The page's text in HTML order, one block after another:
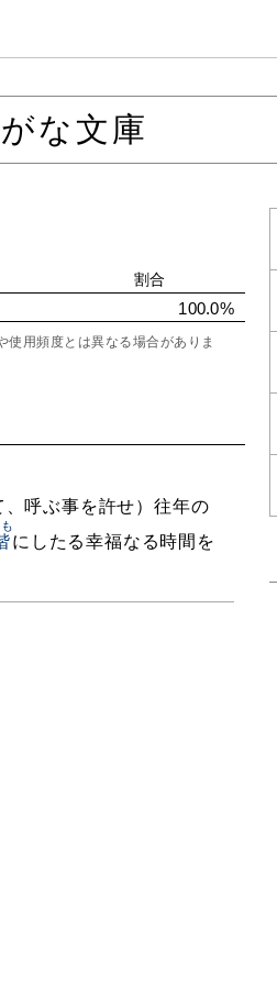
な文庫
割合
100.0%
用頻度とは異なる場合がありま
呼ぶ事を許せ）往年の
にしたる幸福なる時間を